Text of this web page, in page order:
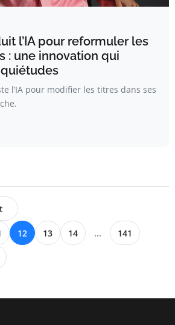
l’IA pour reformuler les
: une innovation qui
l’IA pour modifier les titres dans ses
12 13 14 ... 141